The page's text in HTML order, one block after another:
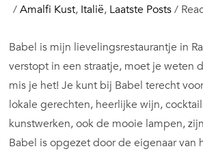
/Amalfi Kust, Italië, Laatste Posts/
Babel is mijn lievelingsrestaurantje in
verstopt in een straatje, moet je weten
mis je het! Je kunt bij Babel terecht
lokale gerechten, heerlijke wijn,
kunstwerken, ook de mooie lampen,
Babel is opgezet door de eigenaar van